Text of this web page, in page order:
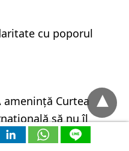
cu poporul
amenință Curtea
să nu îl
Netanyahu